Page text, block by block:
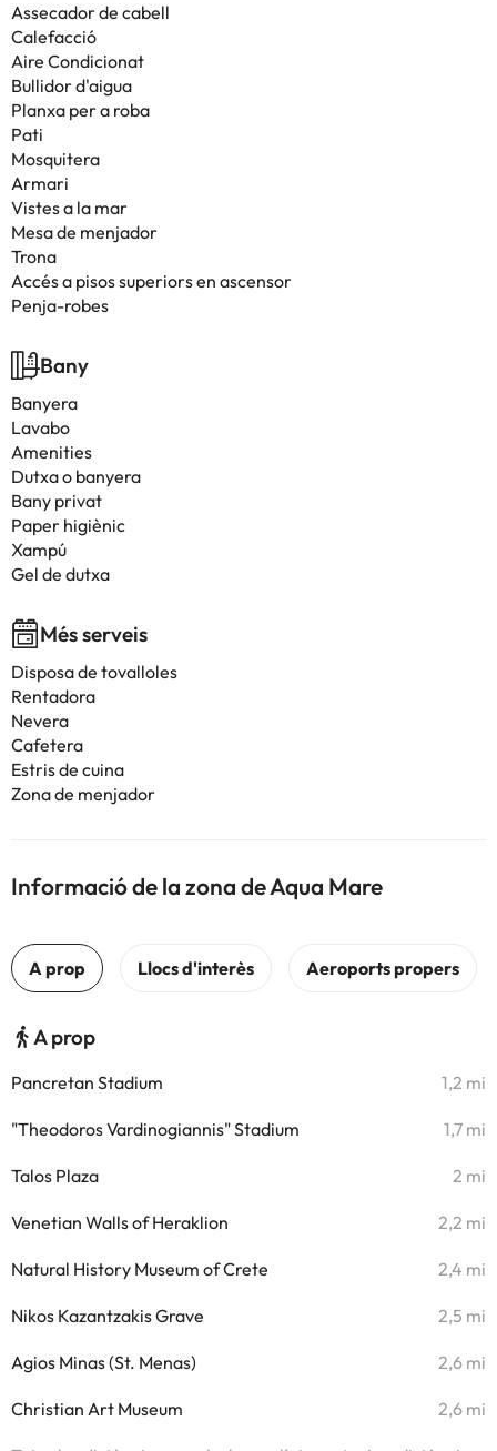
Assecador de cabell
Calefacció
Aire Condicionat
Bullidor d'aigua
Planxa per a roba
Pati
Mosquitera
Armari
Vistes a la mar
Mesa de menjador
Trona
Accés a pisos superiors en ascensor
Penja-robes
Bany
Banyera
Lavabo
Amenities
Dutxa o banyera
Bany privat
Paper higiènic
Xampú
Gel de dutxa
Més serveis
Disposa de tovalloles
Rentadora
Nevera
Cafetera
Estris de cuina
Zona de menjador
Informació de la zona de Aqua Mare
A prop
Pancretan Stadium 1,2 mi
"Theodoros Vardinogiannis" Stadium 1,7 mi
Talos Plaza 2 mi
Venetian Walls of Heraklion 2,2 mi
Natural History Museum of Crete 2,4 mi
Nikos Kazantzakis Grave 2,5 mi
Agios Minas (St. Menas) 2,6 mi
Christian Art Museum 2,6 mi